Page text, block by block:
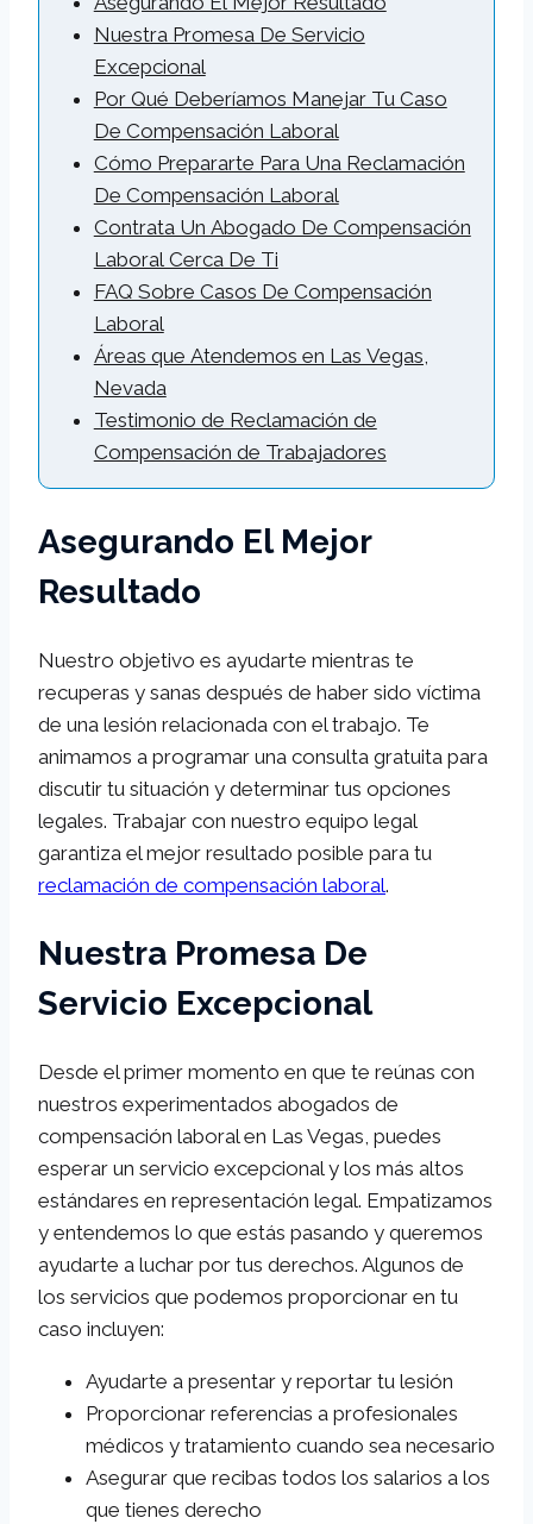
Nuestra Promesa De Servicio
Excepcional
Por Qué Deberíamos Manejar Tu Caso
De Compensación Laboral
Cómo Prepararte Para Una Reclamación
De Compensación Laboral
Contrata Un Abogado De Compensación
Laboral Cerca De Ti
FAQ Sobre Casos De Compensación
Laboral
Áreas que Atendemos en Las Vegas,
Nevada
Testimonio de Reclamación de
Compensación de Trabajadores
Asegurando El Mejor
Resultado
Nuestro objetivo es ayudarte mientras te
recuperas y sanas después de haber sido víctima
de una lesión relacionada con el trabajo. Te
animamos a programar una consulta gratuita para
discutir tu situación y determinar tus opciones
legales. Trabajar con nuestro equipo legal
garantiza el mejor resultado posible para tu
reclamación de compensación laboral.
Nuestra Promesa De
Servicio Excepcional
Desde el primer momento en que te reúnas con
nuestros experimentados abogados de
compensación laboral en Las Vegas, puedes
esperar un servicio excepcional y los más altos
estándares en representación legal. Empatizamos
y entendemos lo que estás pasando y queremos
ayudarte a luchar por tus derechos. Algunos de
los servicios que podemos proporcionar en tu
caso incluyen:
Ayudarte a presentar y reportar tu lesión
Proporcionar referencias a profesionales
médicos y tratamiento cuando sea necesario
Asegurar que recibas todos los salarios a los
que tienes derecho